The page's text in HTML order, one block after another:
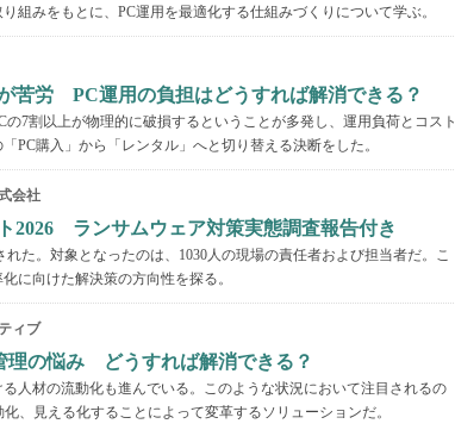
組みをもとに、PC運用を最適化する仕組みづくりについて学ぶ。
苦労 PC運用の負担はどうすれば解消できる？
7割以上が物理的に破損するということが多発し、運用負荷とコスト
PC購入」から「レンタル」へと切り替える決断をした。
会社
2026 ランサムウェア対策実態調査報告付き
た。対象となったのは、1030人の現場の責任者および担当者だ。こ
に向けた解決策の方向性を探る。
ィブ
理の悩み どうすれば解消できる？
人材の流動化も進んでいる。このような状況において注目されるの
、見える化することによって変革するソリューションだ。